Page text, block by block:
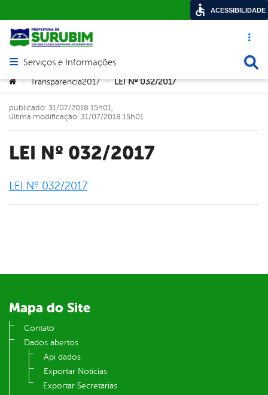
Acesso
Abrir menu principal de navegação
Serviços e Informações
Você está aqui:
> Transparencia2017 > LEI Nº 032/2017
LEI Nº 032/2017
publicado: 31/07/2018 15h01,
última modificação: 31/07/2018 15h01
LEI Nº 032/2017
Mapa do Site
Contato
Dados abertos
Api dados
Exportar Notícias
Exportar Secretarias
ACESSIBILIDADE